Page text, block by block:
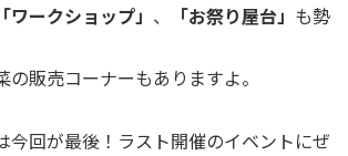
「ワークショップ」 、 「お祭り屋台」 も勢
販売コーナーもありますよ。
今回が最後！ラスト開催のイベントにぜ